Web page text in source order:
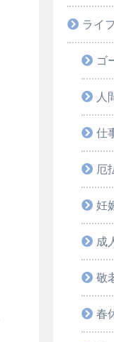
ライフ
ゴ
人
仕
厄
妊
成
敬
春